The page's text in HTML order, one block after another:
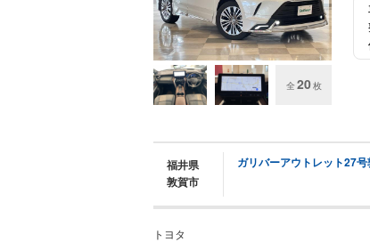
全 20枚
福井県
敦賀市
ガリバーアウトレット27
トヨタ